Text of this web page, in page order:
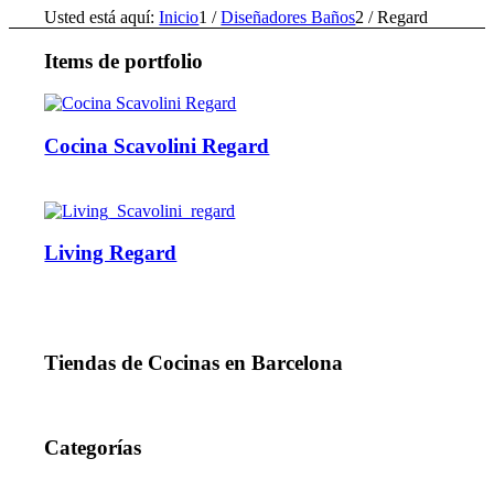
Usted está aquí: Inicio1 / Diseñadores Baños2 / Regard
Items de portfolio
Cocina Scavolini Regard
Living Regard
Tiendas de Cocinas en Barcelona
Categorías